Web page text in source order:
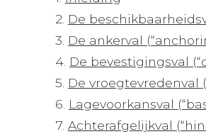
2. De
3. De ankerval
4. De bevestigingsval
5. De vroegtevredenval
6. Lagevoorkansval
7. Achterafgelijkval